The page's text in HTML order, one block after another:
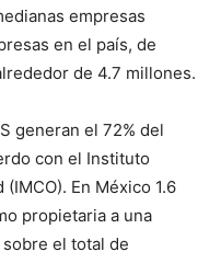
empresas
en el país, de
de 4.7 millones.
generan el 72% del
con el Instituto
En México 1.6
propietaria a una
el total de